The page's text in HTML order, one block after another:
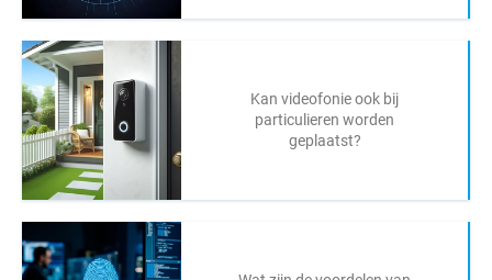
Kan videofonie ook bij
particulieren worden
geplaatst?